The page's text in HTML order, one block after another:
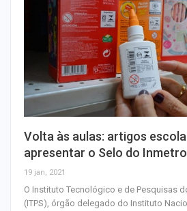
Volta às aulas: artigos
apresentar o Selo do Inmetro
19 jan, 2021
O Instituto Tecnológico e de Pesquisas
(ITPS), órgão delegado do Instituto